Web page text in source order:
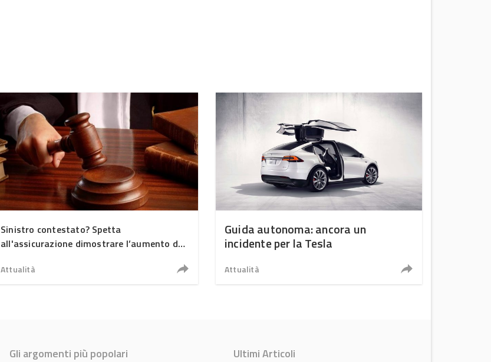
Sinistro contestato? Spetta
all'assicurazione dimostrare l’aumento del
Attualità
Guida autonoma: ancora un
incidente per la Tesla
Attualità
Gli argomenti più popolari
Ultimi Articoli